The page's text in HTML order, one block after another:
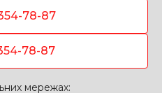
78-87
78-87
мережах: